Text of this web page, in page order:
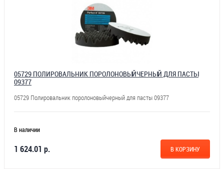
05729 ПОЛИРОВАЛЬНИК ПОРОЛОНОВЫЙЧЕРНЫЙ ДЛЯ ПАСТЫ
09377
05729 Полировальник поролоновыйчерный для пасты 09377
В наличии
1 624.01 р. В КОРЗИНУ